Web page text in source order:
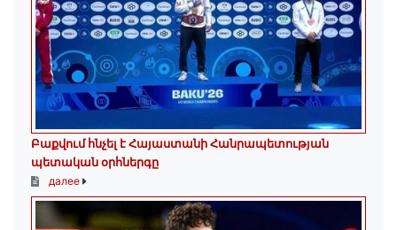
Բաքվում հնչել է Հայաստանի Հանրապետության
պետական օրհներգը
далее